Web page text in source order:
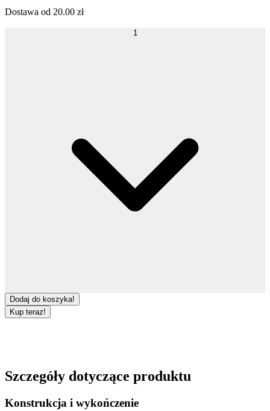
Dostawa od 20.00 zł
1
Dodaj do koszyka!
Kup teraz!
Szczegóły dotyczące produktu
Konstrukcja i wykończenie